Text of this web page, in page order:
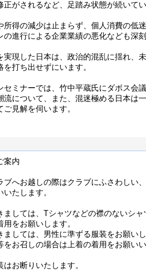
正がされるなど、足踏み状態が続いて
所得の減少は止まらず、個人消費の低
の進行による企業業績の悪化なども深
実現した日本は、政治的混乱に揺れ、
打ち出せずにいます。
セミナーでは、竹中平蔵氏にダボス会
流について、また、混迷極める日本は
見解を伺います。
案内
ブへお越しの際はクラブにふさわしい
たします。
ましては、Tシャツなどの襟のないシ
をお願いします。
ましては、男性に準ずる服装をお願い
お召しの場合は上着の着用をお願い
お断りいたします。